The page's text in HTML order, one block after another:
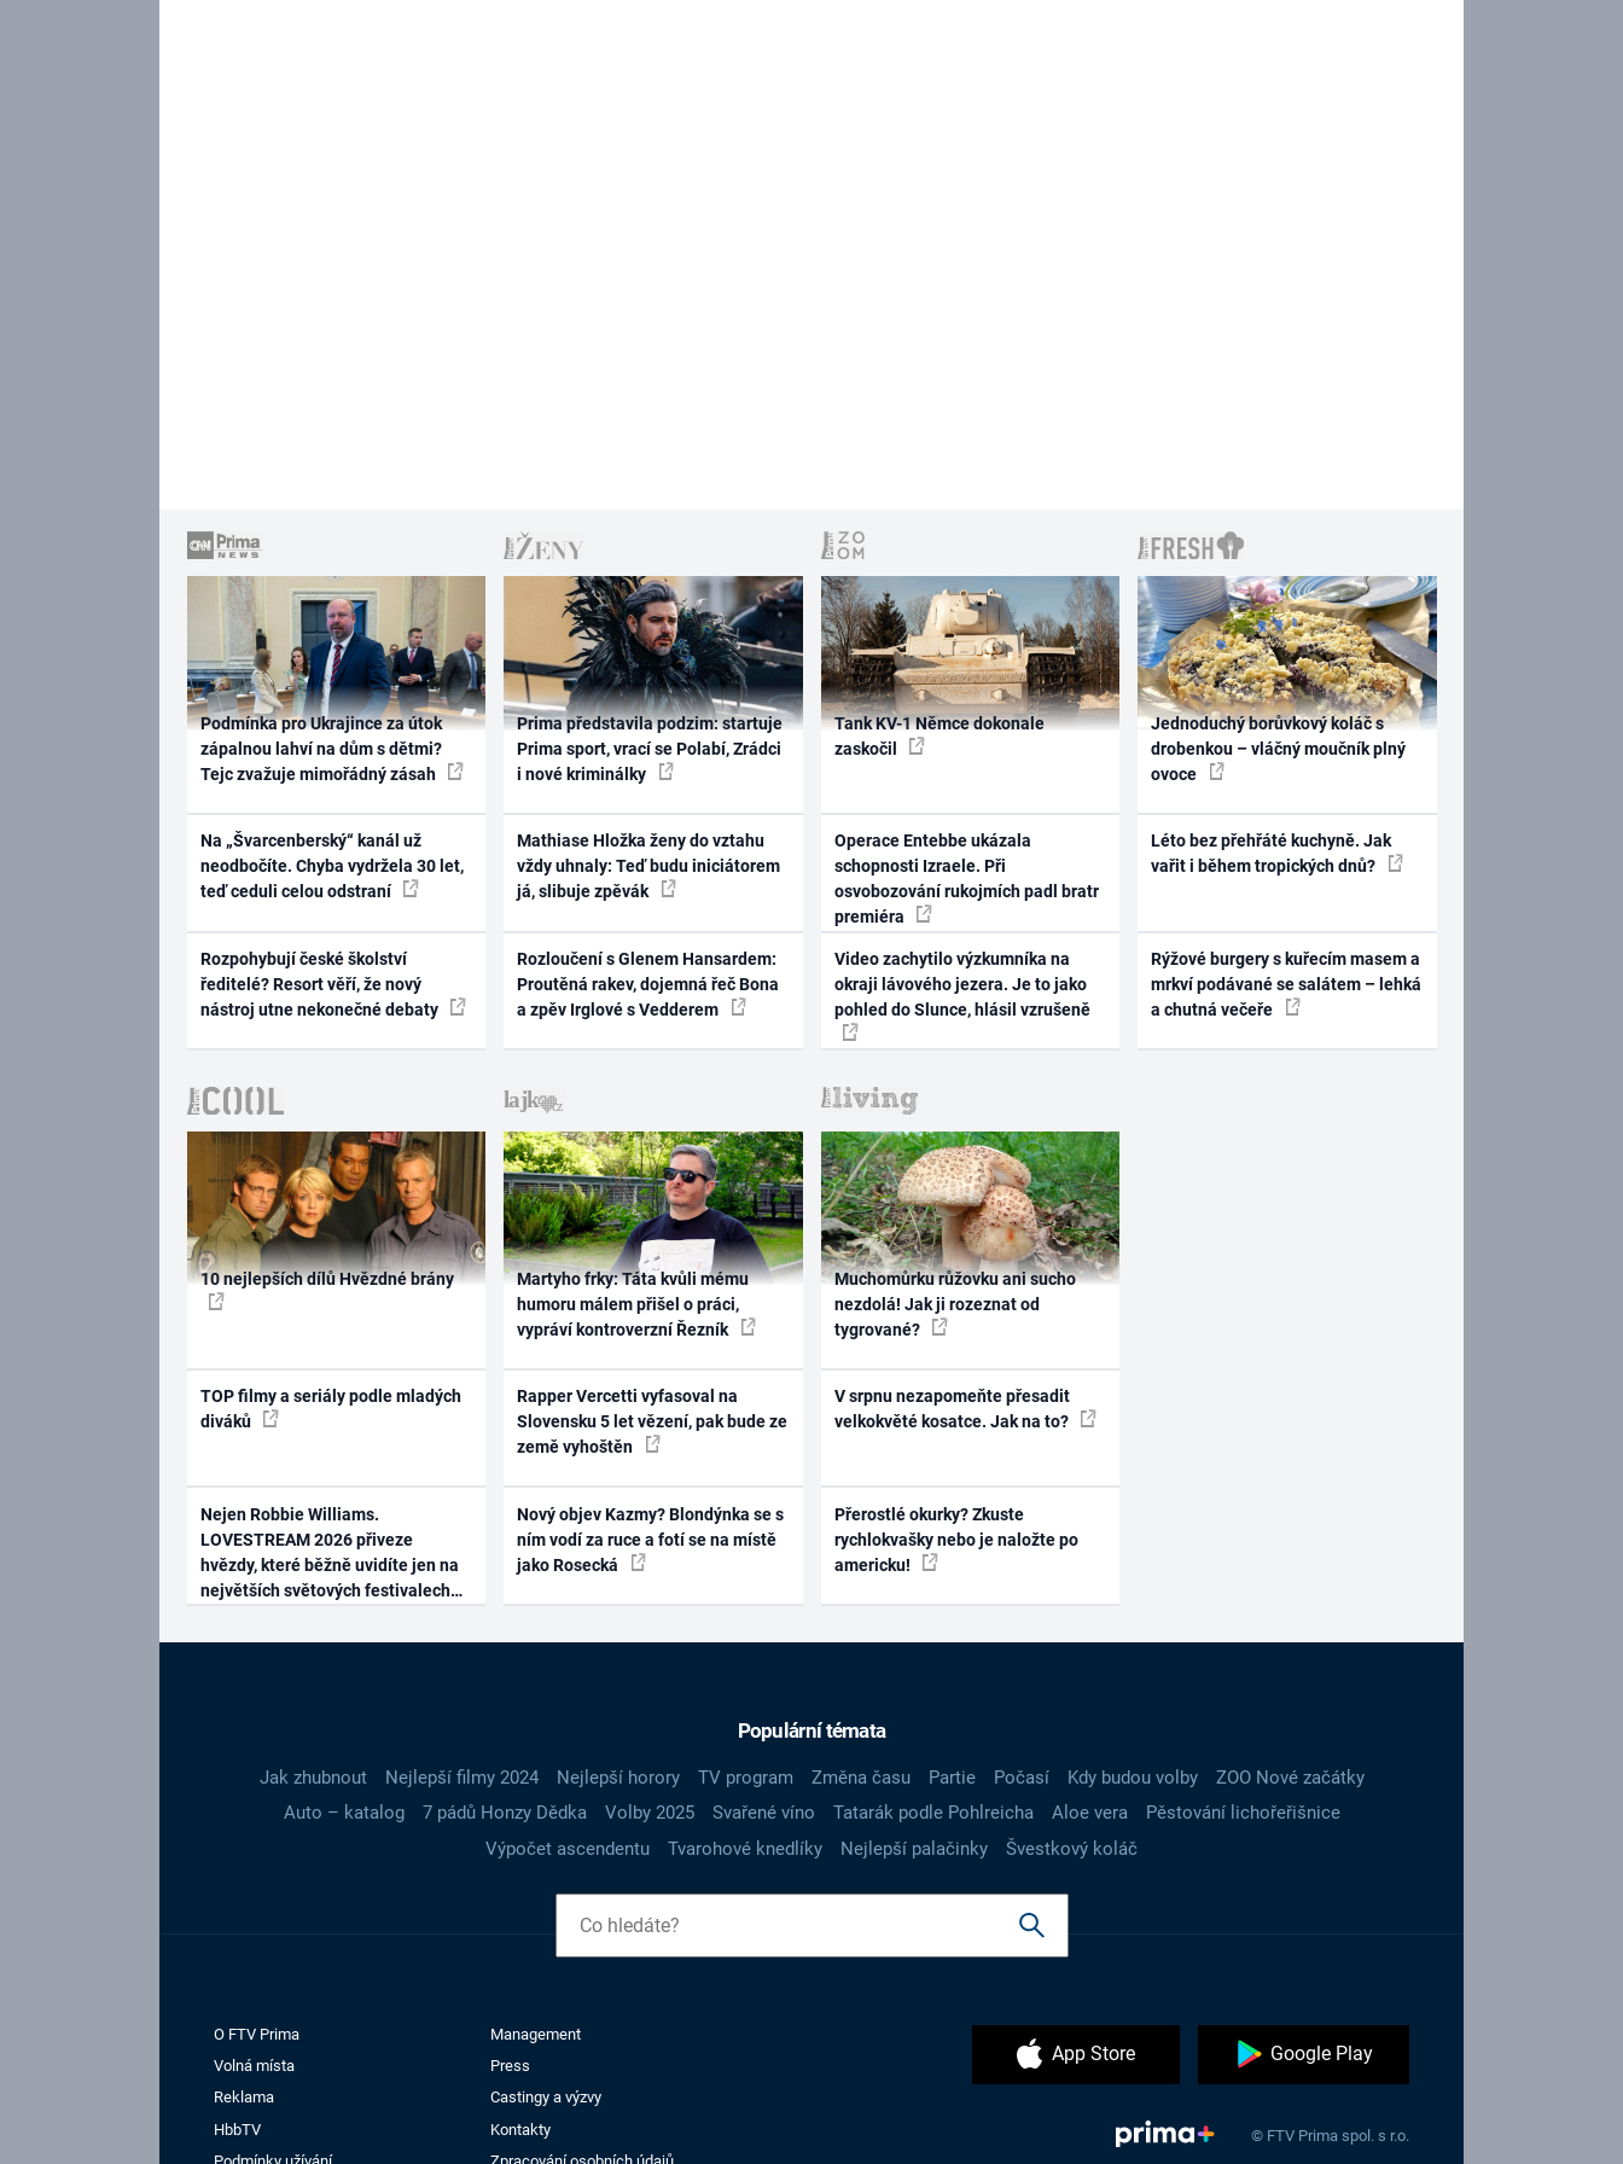
Podmínka pro Ukrajince za útok
zápalnou lahví na dům s dětmi?
Tejc zvažuje mimořádný zásah
Na „Švarcenberský“ kanál už
neodbočíte. Chyba vydržela 30 let,
teď ceduli celou odstraní
Rozpohybují české školství
ředitelé? Resort věří, že nový
nástroj utne nekonečné debaty
Prima představila podzim: startuje
Prima sport, vrací se Polabí, Zrádci
i nové kriminálky
Mathiase Hložka ženy do vztahu
vždy uhnaly: Teď budu iniciátorem
já, slibuje zpěvák
Rozloučení s Glenem Hansardem:
Proutěná rakev, dojemná řeč Bona
a zpěv Irglové s Vedderem
Tank KV-1 Němce dokonale
zaskočil
Operace Entebbe ukázala
schopnosti Izraele. Při
osvobozování rukojmích padl bratr
premiéra
Video zachytilo výzkumníka na
okraji lávového jezera. Je to jako
pohled do Slunce, hlásil vzrušeně
Jednoduchý borůvkový koláč s
drobenkou – vláčný moučník plný
ovoce
Léto bez přehřáté kuchyně. Jak
vařit i během tropických dnů?
Rýžové burgery s kuřecím masem a
mrkví podávané se salátem – lehká
a chutná večeře
10 nejlepších dílů Hvězdné brány
TOP filmy a seriály podle mladých
diváků
Nejen Robbie Williams.
LOVESTREAM 2026 přiveze
hvězdy, které běžně uvidíte jen na
největších světových festivalech
Martyho frky: Táta kvůli mému
humoru málem přišel o práci,
vypráví kontroverzní Řezník
Rapper Vercetti vyfasoval na
Slovensku 5 let vězení, pak bude ze
země vyhoštěn
Nový objev Kazmy? Blondýnka se s
ním vodí za ruce a fotí se na místě
jako Rosecká
Muchomůrku růžovku ani sucho
nezdolá! Jak ji rozeznat od
tygrované?
V srpnu nezapomeňte přesadit
velkokvěté kosatce. Jak na to?
Přerostlé okurky? Zkuste
rychlokvašky nebo je naložte po
americku!
Populární témata
Jak zhubnout Nejlepší filmy 2024 Nejlepší horory TV program Změna času Partie Počasí Kdy budou volby
ZOO Nové začátky
Auto – katalog
7 pádů Honzy Dědka Volby 2025 Svařené víno Tatarák podle Pohlreicha Aloe vera
Pěstování lichořeřišnice
Výpočet ascendentu
Tvarohové knedlíky Nejlepší palačinky Švestkový koláč
O FTV Prima
Management
Volná místa
Press
Reklama
Castingy a výzvy
HbbTV
Kontakty
App Store Google Play
© FTV Prima spol. s r.o.